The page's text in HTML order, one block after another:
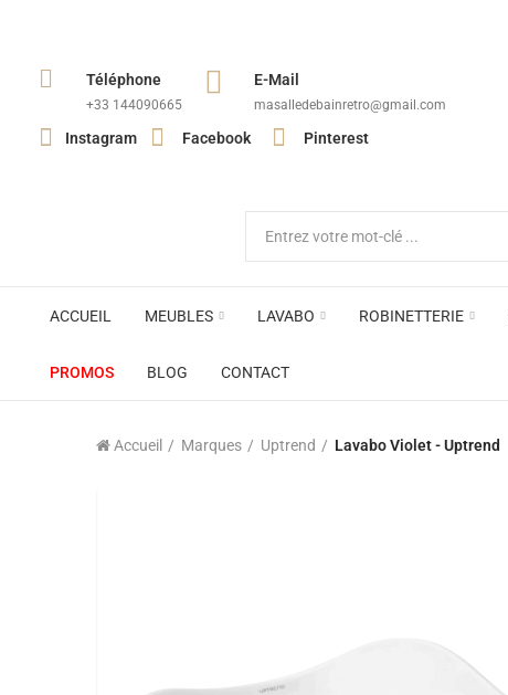
Téléphone
+33 144090665​
E-Mail
masalledebainretro@gmail.com
Instagram Facebook Pinterest
ACCUEIL MEUBLES LAVABO ROBINETTERIE
PROMOS BLOG CONTACT
Accueil Marques Uptrend Lavabo Violet - Uptrend